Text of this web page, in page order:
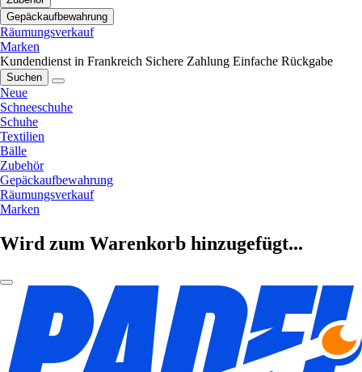
Gepäckaufbewahrung
Räumungsverkauf
Marken
Kundendienst in Frankreich Sichere Zahlung Einfache Rückgabe
Suchen
Neue
Schneeschuhe
Schuhe
Textilien
Bälle
Zubehör
Gepäckaufbewahrung
Räumungsverkauf
Marken
Wird zum Warenkorb hinzugefügt...